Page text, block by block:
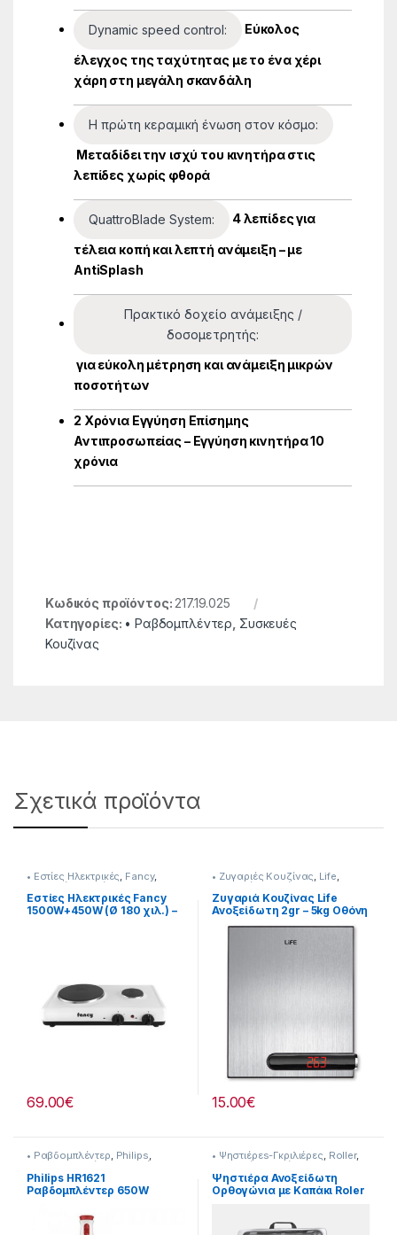
Dynamic speed control: Εύκολος
έλεγχος της ταχύτητας με το ένα χέρι
χάρη στη μεγάλη σκανδάλη
Η πρώτη κεραμική ένωση στον κόσμο:
Μεταδίδει την ισχύ του κινητήρα στις
λεπίδες χωρίς φθορά
QuattroBlade System: 4 λεπίδες για
τέλεια κοπή και λεπτή ανάμειξη – με
AntiSplash
Πρακτικό δοχείο ανάμειξης /
δοσομετρητής:
για εύκολη μέτρηση και ανάμειξη μικρών
ποσοτήτων
2 Χρόνια Εγγύηση Επίσημης
Αντιπροσωπείας – Εγγύηση κινητήρα 10
χρόνια
Κωδικός προϊόντος: 217.19.025
Κατηγορίες: • Ραβδομπλέντερ Συσκευές
Κουζίνας
Σχετικά προϊόντα
• Εστίες Ηλεκτρικές Fancy,
Συσκευές Κουζίνας
Εστίες Ηλεκτρικές Fancy
1500W+450W (Ø 180 χιλ.) –
69.00€
• Ζυγαριές Κουζίνας Life
Συσκευές Κουζίνας
Ζυγαριά Κουζίνας Life
Ανοξείδωτη 2gr – 5kg Οθόνη
LCD 231221019
15.00€
• Ραβδομπλέντερ, Philips,
Μικροσυσκευές Συσκευές
Κουζίνας
Philips HR1621
Ραβδομπλέντερ 650W
• Ψηστιέρεs-Γκριλιέρες, Roller,
Συσκευές Κουζίνας
Ψηστιέρα Ανοξείδωτη
Ορθογώνια με Καπάκι Roler